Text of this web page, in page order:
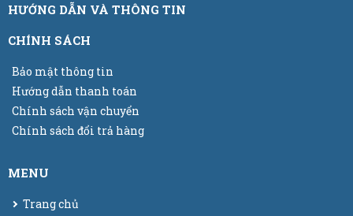
HƯỚNG DẪN VÀ THÔNG TIN
CHÍNH SÁCH
Bảo mật thông tin
Hướng dẫn thanh toán
Chính sách vận chuyển
Chính sách đổi trả hàng
MENU
Trang chủ